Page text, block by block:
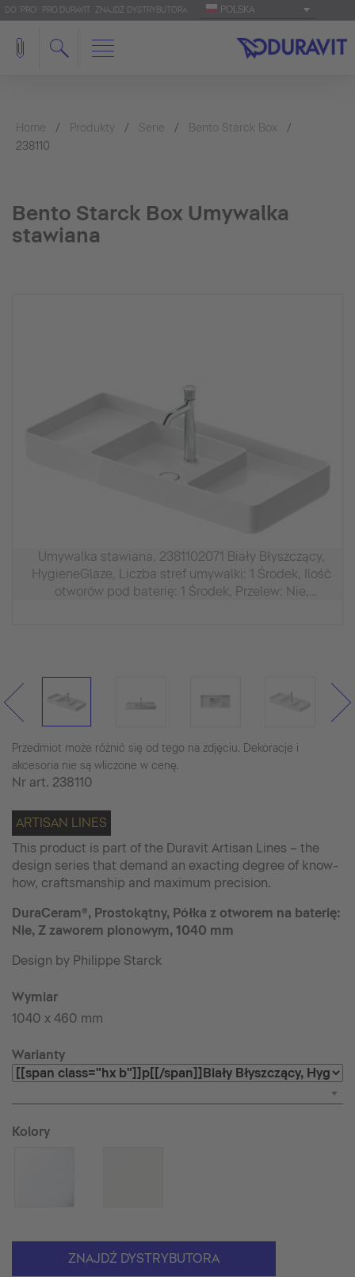
DO 'PRO': PRO.DURAVIT ZNAJDŹ DYSTRYBUTORA POLSKA
Home Produkty Serie
Bento Starck Box
238110
Bento Starck Box Umywalka
stawiana
Umywalka stawiana, 2381102071 Biały Błyszczący,
HygieneGlaze, Liczba stref umywalki: 1 Środek, Ilość
otworów pod baterię: 1 Środek, Przelew: Nie,
Przedmiot może różnić się od tego na zdjęciu. Dekoracje i
akcesoria nie są wliczone w cenę.
Nr art. 238110
ARTISAN LINES
This product is part of the Duravit Artisan Lines – the
design series that demand an exacting degree of know-
how, craftsmanship and maximum precision.
DuraCeram®, Prostokątny, Półka z otworem na baterię:
Nie, Z zaworem pionowym, 1040 mm
Design by Philippe Starck
Wymiar
1040 x 460 mm
Warianty
Kolory
ZNAJDŹ DYSTRYBUTORA